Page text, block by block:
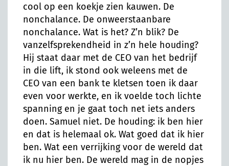
cool op een koekje zien kauwen. De
nonchalance. De onweerstaanbare
nonchalance. Wat is het? Z’n blik? De
vanzelfsprekendheid in z’n hele houding?
Hij staat daar met de CEO van het bedrijf
in die lift, ik stond ook weleens met de
CEO van een bank te kletsen toen ik daar
even voor werkte, en ik voelde toch lichte
spanning en je gaat toch net iets anders
doen. Samuel niet. De houding: ik ben hier
en dat is helemaal ok. Wat goed dat ik hier
ben. Wat een verrijking voor de wereld dat
ik nu hier ben. De wereld mag in de nopjes